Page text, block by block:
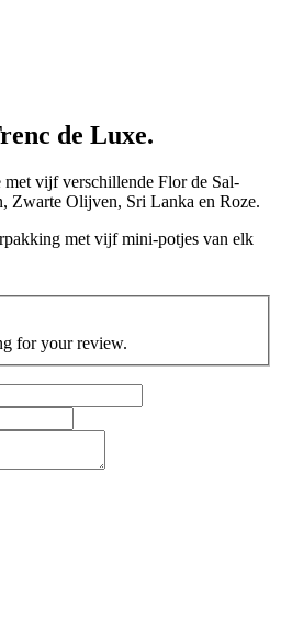
de Luxe.
met vijf verschillende Flor de Sal-
Zwarte Olijven, Sri Lanka en Roze.
met vijf mini-potjes van elk
for your review.